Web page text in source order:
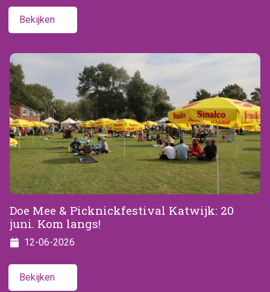
Bekijken
Doe Mee & Picknickfestival Katwijk: 20
juni. Kom langs!
12-06-2026
Bekijken